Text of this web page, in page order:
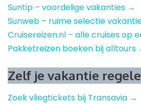
Suntip – voordelige vakanties →
Sunweb – ruime selectie
Cruisereizen.nl – alle cruises op
Pakketreizen boeken bij alltours
Zelf je vakantie
Zoek vliegtickets bij Transavia →